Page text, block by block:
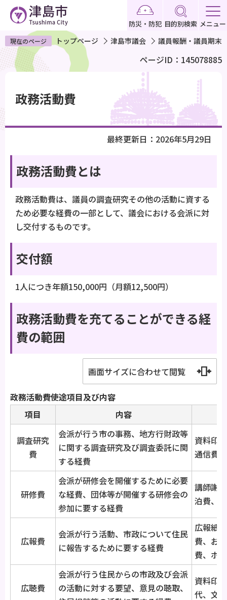
ペ
ー
で
す
防災・防犯 目的別検索 メニュー
現在のページ トップページ 津島市議会 議員報酬・議員期末
ページID：145078885
政務活動費
最終更新日：2026年5月29日
政務活動費とは
政務活動費は、議員の調査研究その他の活動に資する
ため必要な経費の一部として、議会における会派に対
し交付するものです。
交付額
1人につき年額150,000円（月額12,500円）
政務活動費を充てることができる経
費の範囲
画面サイズに合わせて閲覧
政務活動費使途項目及び内容
項目
内容
調査研究
費
会派が行う市の事務、地方行財政等
に関する調査研究及び調査委託に関
する経費
資料印
通信費
研修費
会派が研修会を開催するために必要
な経費、団体等が開催する研修会の
参加に要する経費
講師謝
泊費、
広報費
会派が行う活動、市政について住民
に報告するために要する経費
広報紙
費、お
費、ホ
広聴費
会派が行う住民からの市政及び会派
の活動に対する要望、意見の聴取、
資料印
代、文